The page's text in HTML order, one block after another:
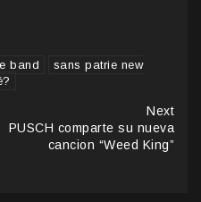
band
sans patrie new
Next
PUSCH comparte su nueva
cancion “Weed King”